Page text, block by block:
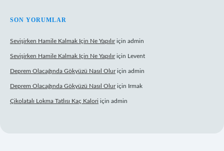
SON YORUMLAR
Sevişirken Hamile Kalmak Için Ne Yapılıriçin admin
Sevişirken Hamile Kalmak Için Ne Yapılıriçin Levent
Deprem Olacağında Gökyüzü Nasıl Oluriçin admin
Deprem Olacağında Gökyüzü Nasıl Oluriçin Irmak
Çikolatalı Lokma Tatlısı Kaç Kalori için admin